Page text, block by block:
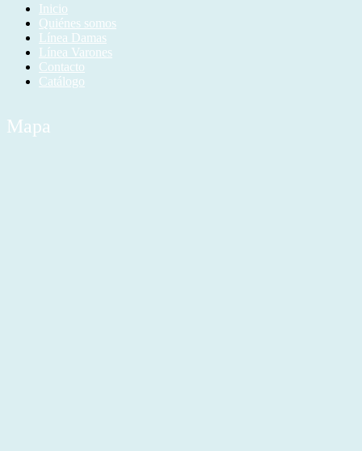
Inicio
Quiénes somos
Línea Damas
Línea Varones
Contacto
Catálogo
Mapa